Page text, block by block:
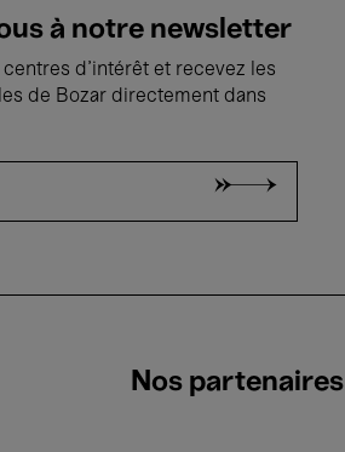
à notre newsletter
centres d'intérêt et recevez les
de Bozar directement dans
Nos partenaires